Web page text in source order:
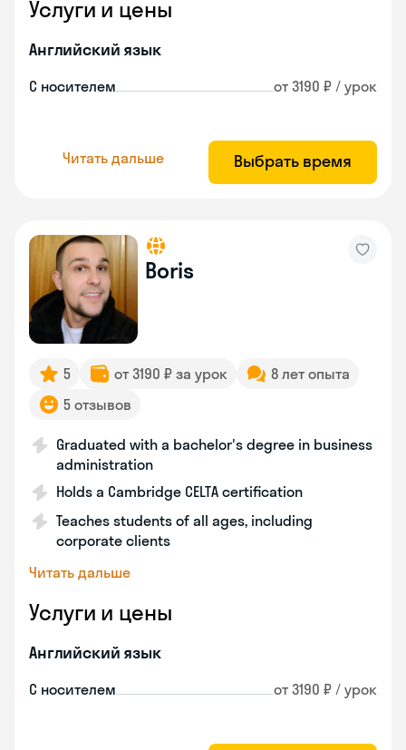
Услуги и цены
Английский язык
С носителем от 3190 ₽ / урок
Читать дальше Выбрать время
Boris
5 от 3190 ₽ за урок
8 лет опыта
5 отзывов
Graduated with a bachelor's degree in business
administration
Holds a Cambridge CELTA certification
Teaches students of all ages, including
corporate clients
Читать дальше
Услуги и цены
Английский язык
С носителем от 3190 ₽ / урок